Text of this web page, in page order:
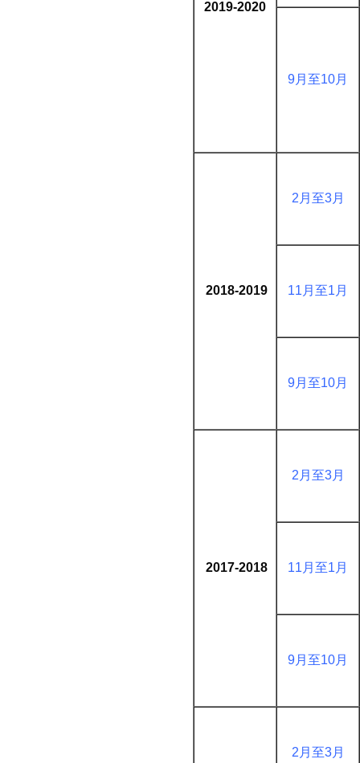
2019-2020
9月至10月
2018-2019
2月至3月
11月至1月
9月至10月
2017-2018
2月至3月
11月至1月
9月至10月
2月至3月